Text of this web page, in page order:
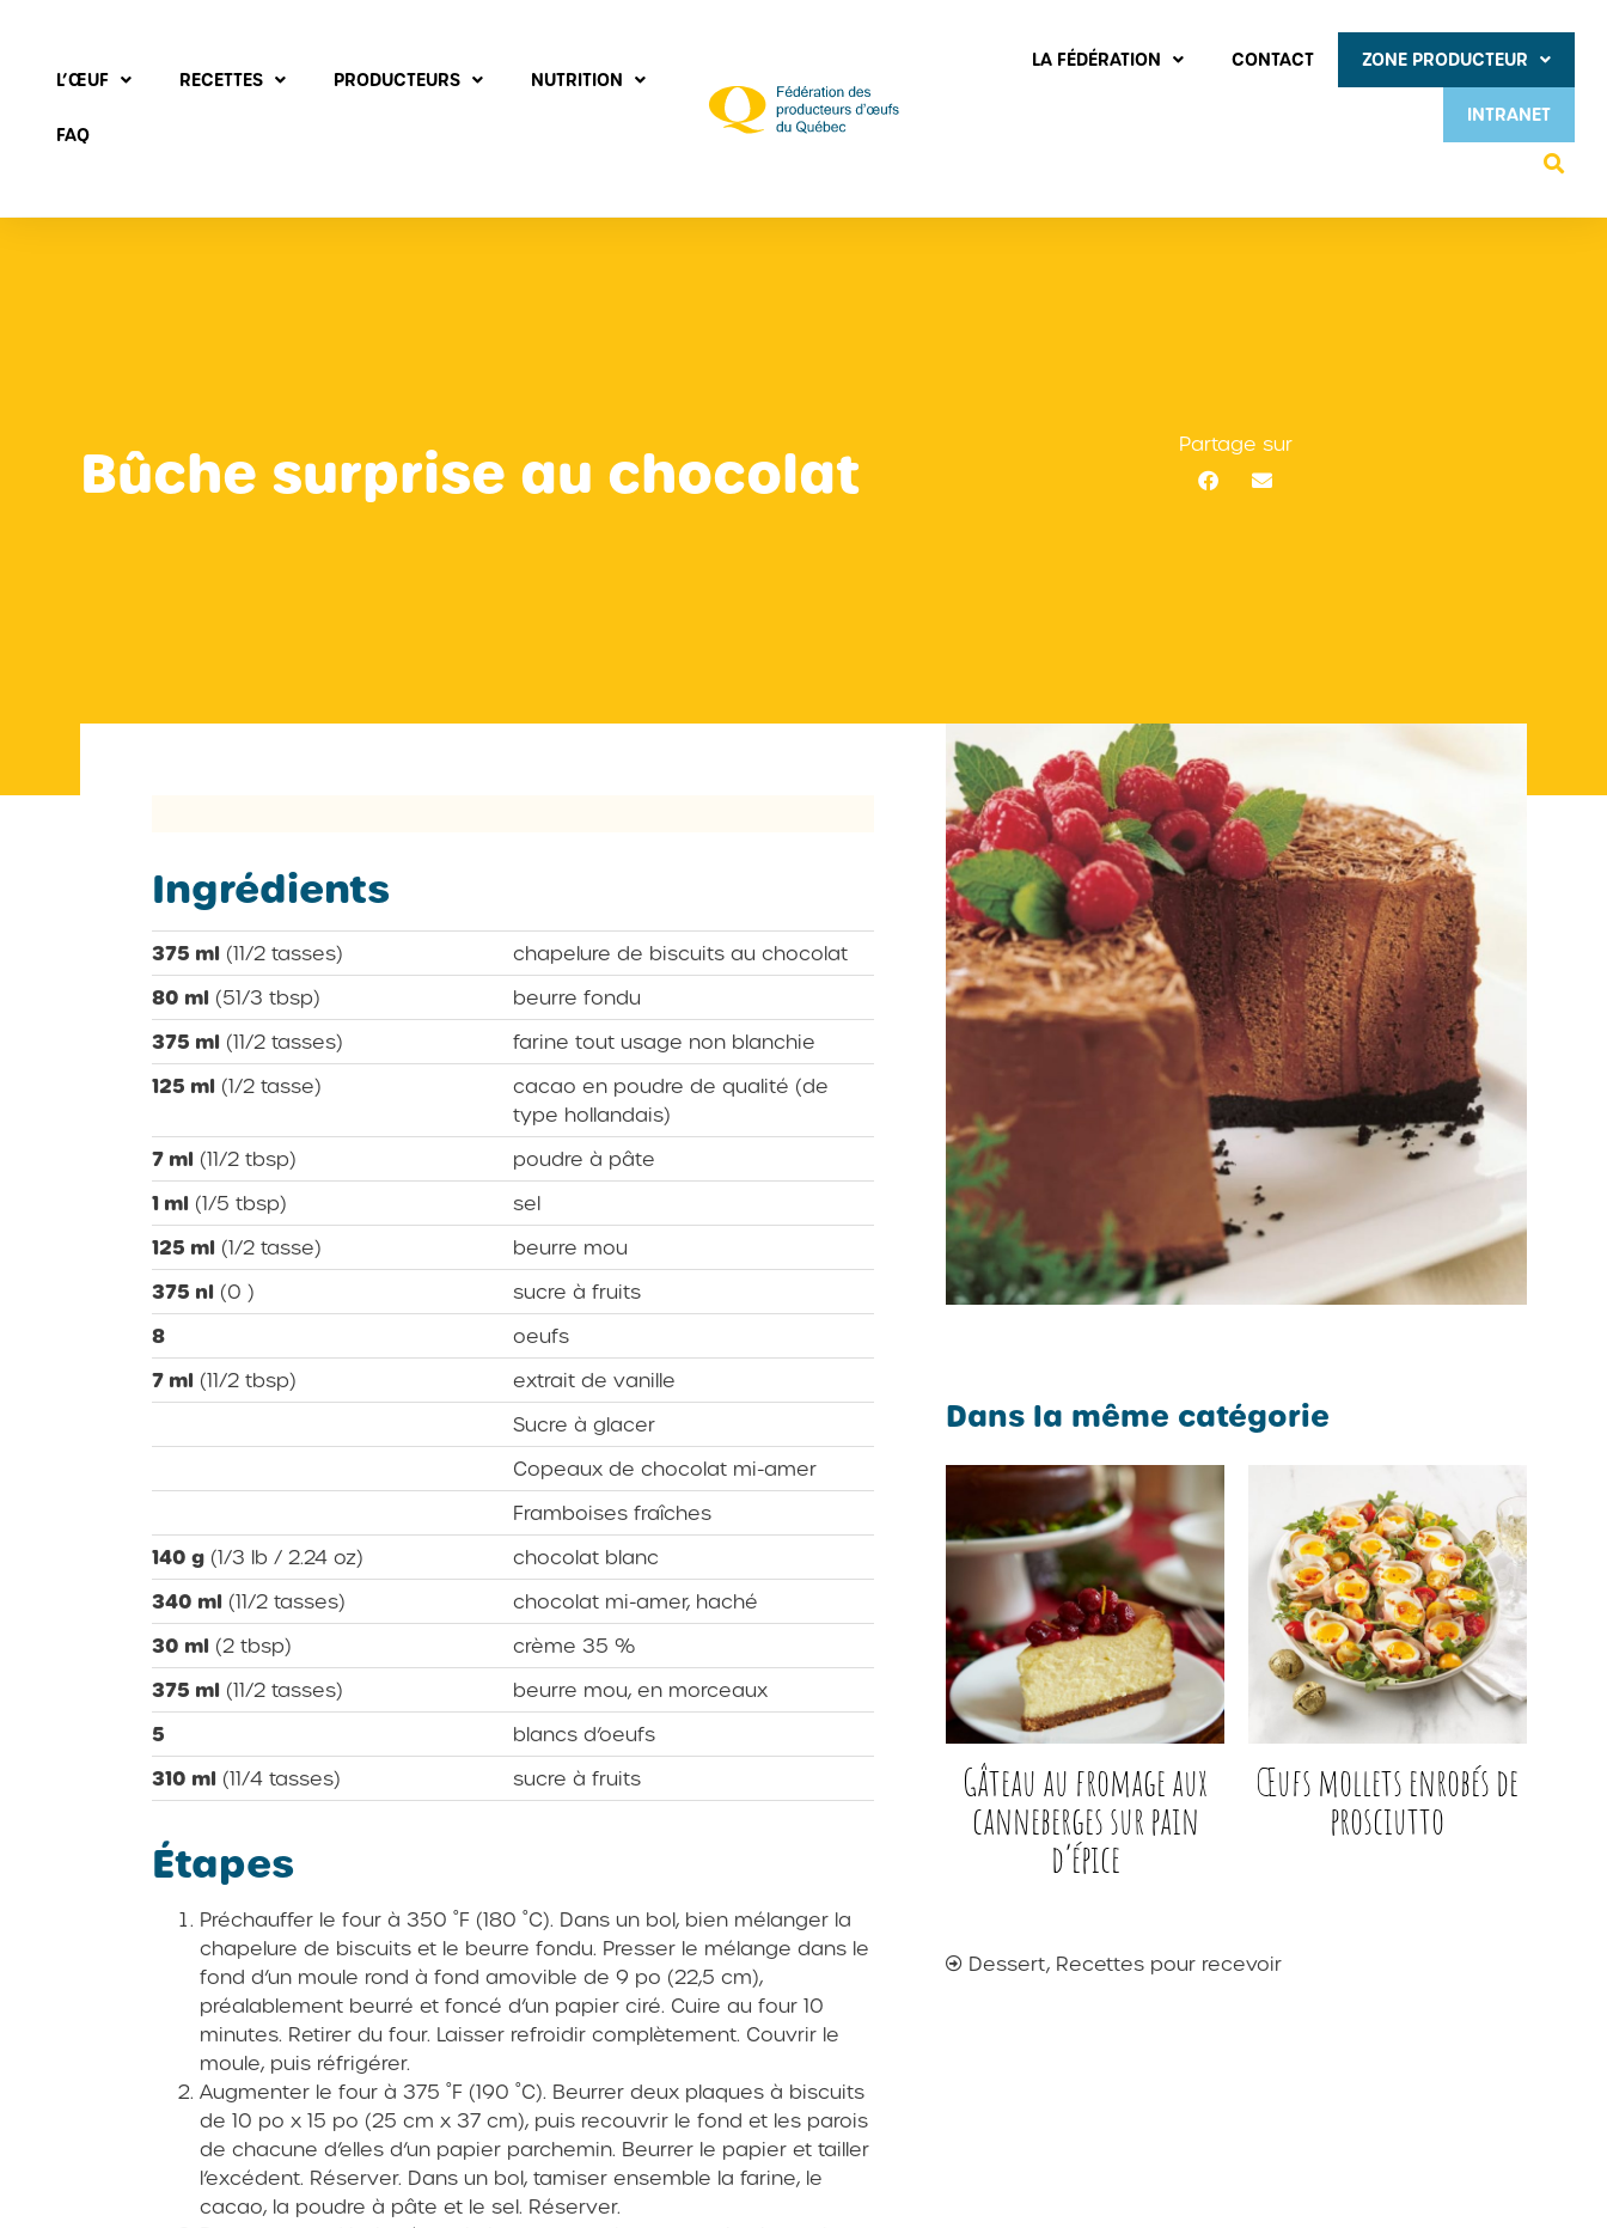
L’ŒUF RECETTES PRODUCTEURS NUTRITION
FAQ
LA FÉDÉRATION CONTACT ZONE PRODUCTEUR
INTRANET
Bûche surprise au chocolat Partage sur
Ingrédients
375 ml (11/2 tasses)
chapelure de biscuits au chocolat
80 ml (51/3 tbsp)
beurre fondu
375 ml (11/2 tasses)
farine tout usage non blanchie
125 ml (1/2 tasse)
cacao en poudre de qualité (de
type hollandais)
7 ml (11/2 tbsp)
poudre à pâte
1 ml (1/5 tbsp)
sel
125 ml (1/2 tasse)
beurre mou
375 nl (0 )
sucre à fruits
8
oeufs
7 ml (11/2 tbsp)
extrait de vanille
Sucre à glacer
Copeaux de chocolat mi-amer
Framboises fraîches
140 g (1/3 lb / 2.24 oz)
chocolat blanc
340 ml (11/2 tasses)
chocolat mi-amer, haché
30 ml (2 tbsp)
crème 35 %
375 ml (11/2 tasses)
beurre mou, en morceaux
5
blancs d’oeufs
310 ml (11/4 tasses) sucre à fruits
Étapes
Préchauffer le four à 350 ˚F (180 ˚C). Dans un bol, bien mélanger la
chapelure de biscuits et le beurre fondu. Presser le mélange dans le
fond d’un moule rond à fond amovible de 9 po (22,5 cm),
préalablement beurré et foncé d’un papier ciré. Cuire au four 10
minutes. Retirer du four. Laisser refroidir complètement. Couvrir le
moule, puis réfrigérer.
Augmenter le four à 375 ˚F (190 ˚C). Beurrer deux plaques à biscuits
de 10 po x 15 po (25 cm x 37 cm), puis recouvrir le fond et les parois
de chacune d’elles d’un papier parchemin. Beurrer le papier et tailler
l’excédent. Réserver. Dans un bol, tamiser ensemble la farine, le
cacao, la poudre à pâte et le sel. Réserver.
Dans la même catégorie
Gâteau au fromage aux
canneberges sur pain
d’épice
Œufs mollets enrobés de
prosciutto
Dessert, Recettes pour recevoir